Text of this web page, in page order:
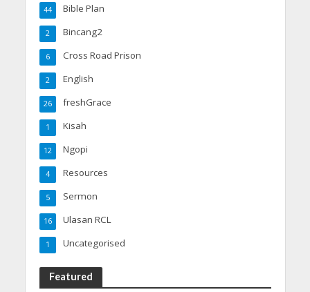
Bible Plan
44
Bincang2
2
Cross Road Prison
6
English
2
freshGrace
26
Kisah
1
Ngopi
12
Resources
4
Sermon
5
Ulasan RCL
16
Uncategorised
1
Featured